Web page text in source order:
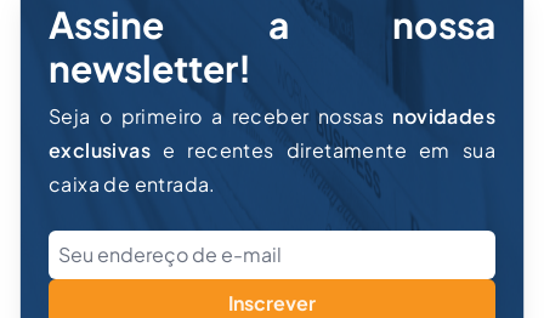
Assine a nossa
newsletter!
Seja o primeiro a receber nossas novidades
exclusivas e recentes diretamente em sua
caixa de entrada.
Inscrever